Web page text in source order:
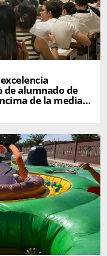
de alumnado de
de la media